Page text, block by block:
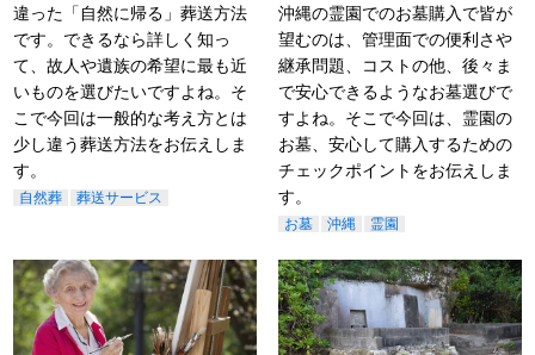
違った「自然に帰る」葬送方法
です。できるなら詳しく知っ
て、故人や遺族の希望に最も近
いものを選びたいですよね。そ
こで今回は一般的な考え方とは
少し違う葬送方法をお伝えしま
す。
自然葬 葬送サービス
沖縄の霊園でのお墓購入で皆が
望むのは、管理面での便利さや
継承問題、コストの他、後々ま
で安心できるようなお墓選びで
すよね。そこで今回は、霊園の
お墓、安心して購入するための
チェックポイントをお伝えしま
す。
お墓 沖縄 霊園